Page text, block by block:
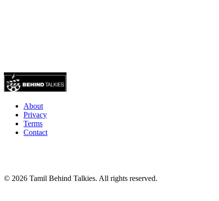
About
Privacy
Terms
Contact
© 2026 Tamil Behind Talkies. All rights reserved.